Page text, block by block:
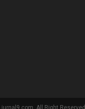
jurnal9.com. All Right Reserved.